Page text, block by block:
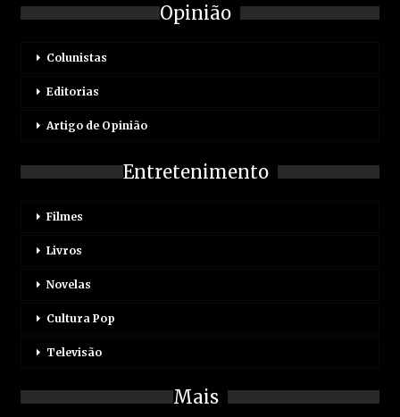
Opinião
Colunistas
Editorias
Artigo de Opinião
Entretenimento
Filmes
Livros
Novelas
Cultura Pop
Televisão
Mais